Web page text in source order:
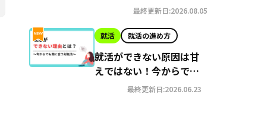
最終更新日:2026.08.05
就活 就活の進め方
就活ができない原因は甘
えではない！今からでも
間に合う就職への対処法
最終更新日:2026.06.23